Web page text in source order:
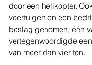
door een helikopter.
voertuigen en een
beslag genomen, één
vertegenwoordigde
van meer dan vier ton.